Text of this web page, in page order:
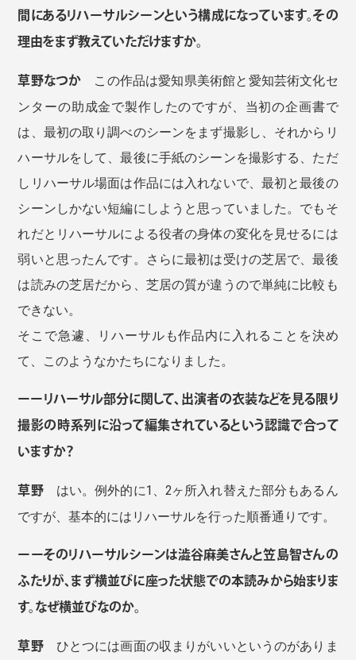
間にあるリハーサルシーンという構成になっています。その
理由をまず教えていただけますか。
草野なつか この作品は愛知県美術館と愛知芸術文化セ
ンターの助成金で製作したのですが、当初の企画書で
は、最初の取り調べのシーンをまず撮影し、それからリ
ハーサルをして、最後に手紙のシーンを撮影する、ただ
しリハーサル場面は作品には入れないで、最初と最後の
シーンしかない短編にしようと思っていました。でもそ
れだとリハーサルによる役者の身体の変化を見せるには
弱いと思ったんです。さらに最初は受けの芝居で、最後
は読みの芝居だから、芝居の質が違うので単純に比較も
できない。
そこで急遽、リハーサルも作品内に入れることを決め
て、このようなかたちになりました。
ーーリハーサル部分に関して、出演者の衣装などを見る限り
撮影の時系列に沿って編集されているという認識で合って
いますか？
草野はい。例外的に1、2ヶ所入れ替えた部分もあるん
ですが、基本的にはリハーサルを行った順番通りです。
ーーそのリハーサルシーンは澁谷麻美さんと笠島智さんの
ふたりが、まず横並びに座った状態での本読みから始まりま
す。なぜ横並びなのか。
草野ひとつには画面の収まりがいいというのがありま